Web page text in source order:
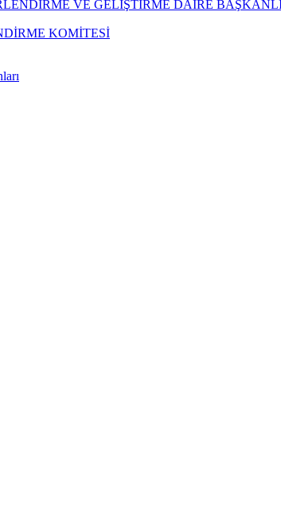
VE GELİŞTİRME DAİRE
KOMİTESİ